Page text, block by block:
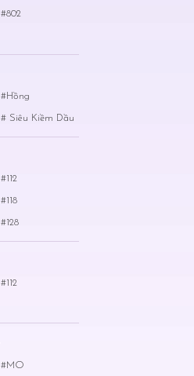
#802
#Hồng
# Siêu Kiềm Dầu
#112
#118
#128
#112
#MO